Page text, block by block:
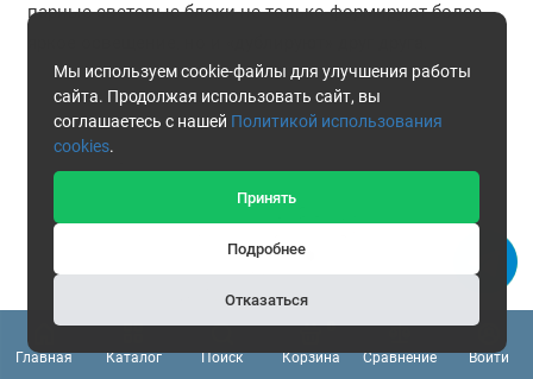
Главная Каталог Поиск Корзина
0
Сравнение
Войти
парные световые блоки не только формируют более
Мы используем cookie-файлы для улучшения работы
сайта. Продолжая использовать сайт, вы
соглашаетесь с нашей Политикой использования
cookies.
Принять
Подробнее
Отказаться